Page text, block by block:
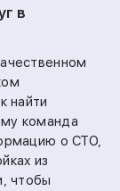
в
найти
команда
о СТО,
из
чтобы